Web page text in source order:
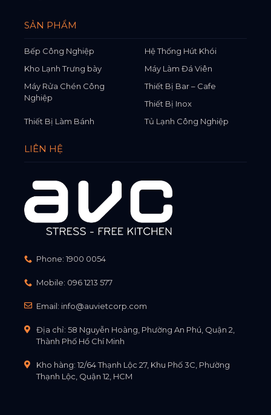
SẢN PHẨM
Bếp Công Nghiệp
Hệ Thống Hút Khói
Kho Lạnh Trưng bày
Máy Làm Đá Viên
Máy Rửa Chén Công
Nghiệp
Thiết Bị Bar – Cafe
Thiết Bị Inox
Thiết Bị Làm Bánh
Tủ Lạnh Công Nghiệp
LIÊN HỆ
Phone: 1900 0054
Mobile: 096 1213 577
Email: info@auvietcorp.com
Địa chỉ: 58 Nguyễn Hoàng, Phường An Phú, Quận 2,
Thành Phố Hồ Chí Minh
Kho hàng: 12/64 Thạnh Lộc 27, Khu Phố 3C, Phường
Thạnh Lộc, Quận 12, HCM